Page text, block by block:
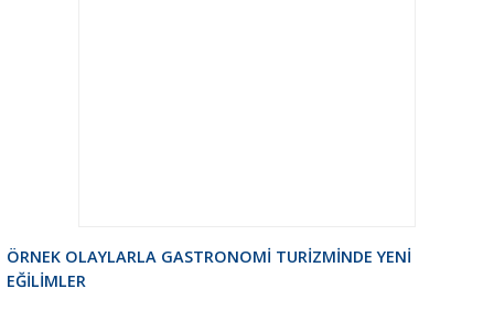
ÖRNEK OLAYLARLA GASTRONOMİ TURİZMİNDE YENİ
EĞİLİMLER